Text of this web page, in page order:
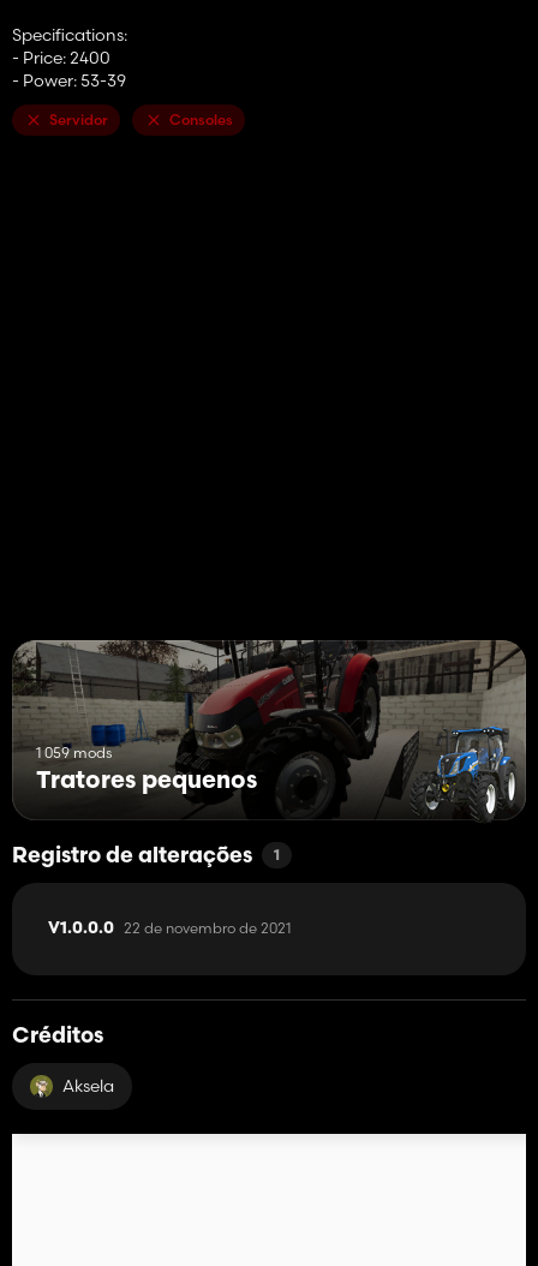
Specifications:
- Price: 2400
- Power: 53-39
Servidor Consoles
1 059 mods
Tratores pequenos
Registro de alterações 1
V1.0.0.0 22 de novembro de 2021
Créditos
Aksela